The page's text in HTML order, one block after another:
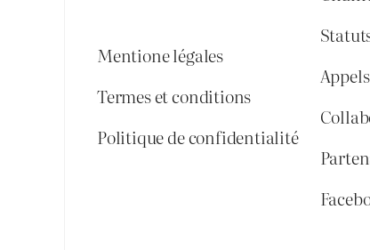
Mentione légales
Termes et conditions
Politique de confidentialité